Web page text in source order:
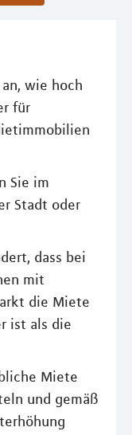
wie hoch
für
Sie im
Stadt oder
dass bei
mit
die Miete
ist als die
Miete
und gemäß